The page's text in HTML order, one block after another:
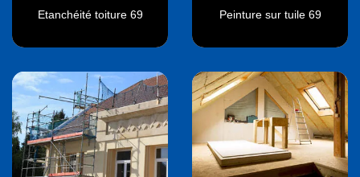
Etanchéité toiture 69 Peinture sur tuile 69